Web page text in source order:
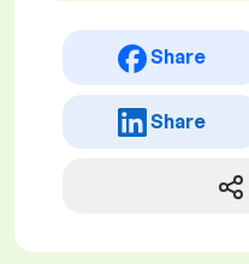
Share
Share